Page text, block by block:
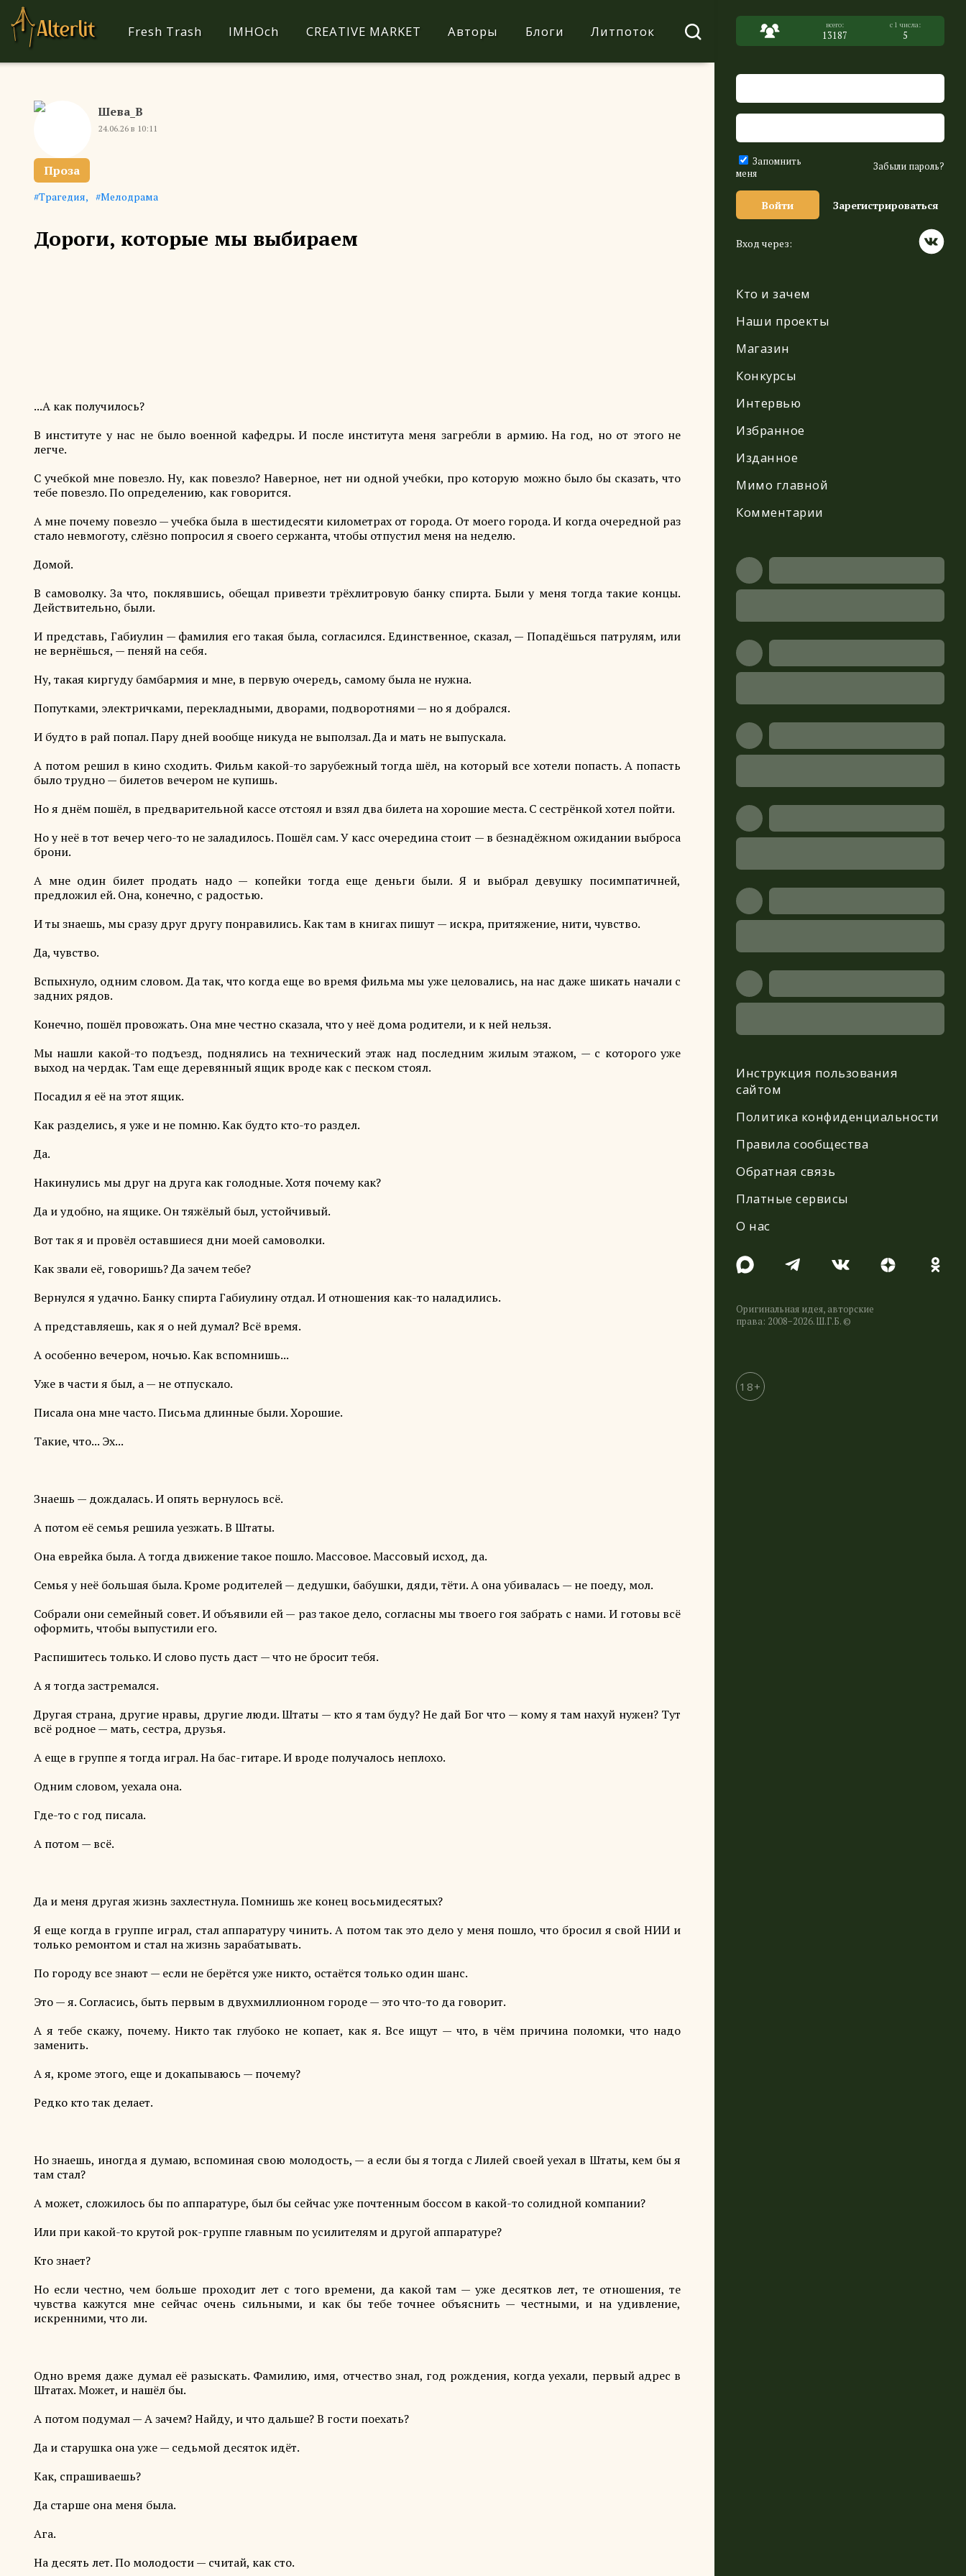
13187 5
Запомнить
меня
Забыли пароль?
Войти Зарегистрироваться
Вход через:
Кто и зачем
Наши проекты
Магазин
Конкурсы
Интервью
Избранное
Изданное
Мимо главной
Комментарии
Инструкция пользования
сайтом
Политика конфиденциальности
Правила сообщества
Обратная связь
Платные сервисы
О нас
Оригинальная идея, авторские
права: 2008−2026. Ш.Г.Б. ©
18+
Fresh Trash IMHOch CREATIVE MARKET Авторы Блоги Литпоток
Шева_В
24.06.26 в 10:11
Проза
Трагедия Мелодрама
Дороги, которые мы выбираем
...А как получилось?
В институте у нас не было военной кафедры. И после института меня загребли в армию. На год, но от этого не
легче.
С учебкой мне повезло. Ну, как повезло? Наверное, нет ни одной учебки, про которую можно было бы сказать, что
тебе повезло. По определению, как говорится.
А мне почему повезло — учебка была в шестидесяти километрах от города. От моего города. И когда очередной раз
стало невмоготу, слёзно попросил я своего сержанта, чтобы отпустил меня на неделю.
Домой.
В самоволку. За что, поклявшись, обещал привезти трёхлитровую банку спирта. Были у меня тогда такие концы.
Действительно, были.
И представь, Габиулин — фамилия его такая была, согласился. Единственное, сказал, — Попадёшься патрулям, или
не вернёшься, — пеняй на себя.
Ну, такая киргуду бамбармия и мне, в первую очередь, самому была не нужна.
Попутками, электричками, перекладными, дворами, подворотнями — но я добрался.
И будто в рай попал. Пару дней вообще никуда не выползал. Да и мать не выпускала.
А потом решил в кино сходить. Фильм какой-то зарубежный тогда шёл, на который все хотели попасть. А попасть
было трудно — билетов вечером не купишь.
Но я днём пошёл, в предварительной кассе отстоял и взял два билета на хорошие места. С сестрёнкой хотел пойти.
Но у неё в тот вечер чего-то не заладилось. Пошёл сам. У касс очередина стоит — в безнадёжном ожидании выброса
брони.
А мне один билет продать надо — копейки тогда еще деньги были. Я и выбрал девушку посимпатичней,
предложил ей. Она, конечно, с радостью.
И ты знаешь, мы сразу друг другу понравились. Как там в книгах пишут — искра, притяжение, нити, чувство.
Да, чувство.
Вспыхнуло, одним словом. Да так, что когда еще во время фильма мы уже целовались, на нас даже шикать начали с
задних рядов.
Конечно, пошёл провожать. Она мне честно сказала, что у неё дома родители, и к ней нельзя.
Мы нашли какой-то подъезд, поднялись на технический этаж над последним жилым этажом, — с которого уже
выход на чердак. Там еще деревянный ящик вроде как с песком стоял.
Посадил я её на этот ящик.
Как разделись, я уже и не помню. Как будто кто-то раздел.
Да.
Накинулись мы друг на друга как голодные. Хотя почему как?
Да и удобно, на ящике. Он тяжёлый был, устойчивый.
Вот так я и провёл оставшиеся дни моей самоволки.
Как звали её, говоришь? Да зачем тебе?
Вернулся я удачно. Банку спирта Габиулину отдал. И отношения как-то наладились.
А представляешь, как я о ней думал? Всё время.
А особенно вечером, ночью. Как вспомнишь...
Уже в части я был, а — не отпускало.
Писала она мне часто. Письма длинные были. Хорошие.
Такие, что... Эх...
Знаешь — дождалась. И опять вернулось всё.
А потом её семья решила уезжать. В Штаты.
Она еврейка была. А тогда движение такое пошло. Массовое. Массовый исход, да.
Семья у неё большая была. Кроме родителей — дедушки, бабушки, дяди, тёти. А она убивалась — не поеду, мол.
Собрали они семейный совет. И объявили ей — раз такое дело, согласны мы твоего гоя забрать с нами. И готовы всё
оформить, чтобы выпустили его.
Распишитесь только. И слово пусть даст — что не бросит тебя.
А я тогда застремался.
Другая страна, другие нравы, другие люди. Штаты — кто я там буду? Не дай Бог что — кому я там нахуй нужен? Тут
всё родное — мать, сестра, друзья.
А еще в группе я тогда играл. На бас-гитаре. И вроде получалось неплохо.
Одним словом, уехала она.
Где-то с год писала.
А потом — всё.
Да и меня другая жизнь захлестнула. Помнишь же конец восьмидесятых?
Я еще когда в группе играл, стал аппаратуру чинить. А потом так это дело у меня пошло, что бросил я свой НИИ и
только ремонтом и стал на жизнь зарабатывать.
По городу все знают — если не берётся уже никто, остаётся только один шанс.
Это — я. Согласись, быть первым в двухмиллионном городе — это что-то да говорит.
А я тебе скажу, почему. Никто так глубоко не копает, как я. Все ищут — что, в чём причина поломки, что надо
заменить.
А я, кроме этого, еще и докапываюсь — почему?
Редко кто так делает.
Но знаешь, иногда я думаю, вспоминая свою молодость, — а если бы я тогда с Лилей своей уехал в Штаты, кем бы я
там стал?
А может, сложилось бы по аппаратуре, был бы сейчас уже почтенным боссом в какой-то солидной компании?
Или при какой-то крутой рок-группе главным по усилителям и другой аппаратуре?
Кто знает?
Но если честно, чем больше проходит лет с того времени, да какой там — уже десятков лет, те отношения, те
чувства кажутся мне сейчас очень сильными, и как бы тебе точнее объяснить — честными, и на удивление,
искренними, что ли.
Одно время даже думал её разыскать. Фамилию, имя, отчество знал, год рождения, когда уехали, первый адрес в
Штатах. Может, и нашёл бы.
А потом подумал — А зачем? Найду, и что дальше? В гости поехать?
Да и старушка она уже — седьмой десяток идёт.
Как, спрашиваешь?
Да старше она меня была.
Ага.
На десять лет. По молодости — считай, как сто.